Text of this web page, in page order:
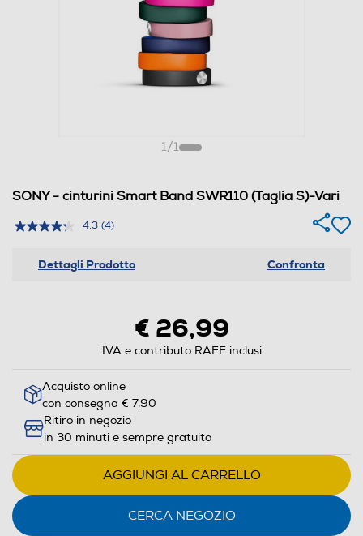
1/1
SONY - cinturini Smart Band SWR110 (Taglia S)-Vari
4.3 (4)
Dettagli Prodotto Confronta
€ 26,99
IVA e contributo RAEE inclusi
Acquisto online
con consegna € 7,90
Ritiro in negozio
in 30 minuti e sempre gratuito
AGGIUNGI AL CARRELLO
CERCA NEGOZIO